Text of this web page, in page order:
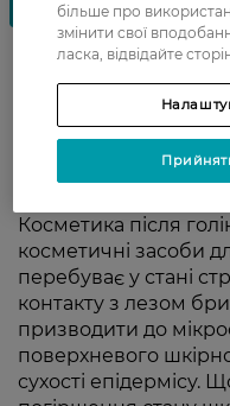
Засоби після
допоможуть
подразнень
Косметика після
косметичні засоби
перебуває у стані
контакту з лезом
призводити до
поверхневого
сухості епідермісу.
більше про
змінити свої
ласка, відвідайте